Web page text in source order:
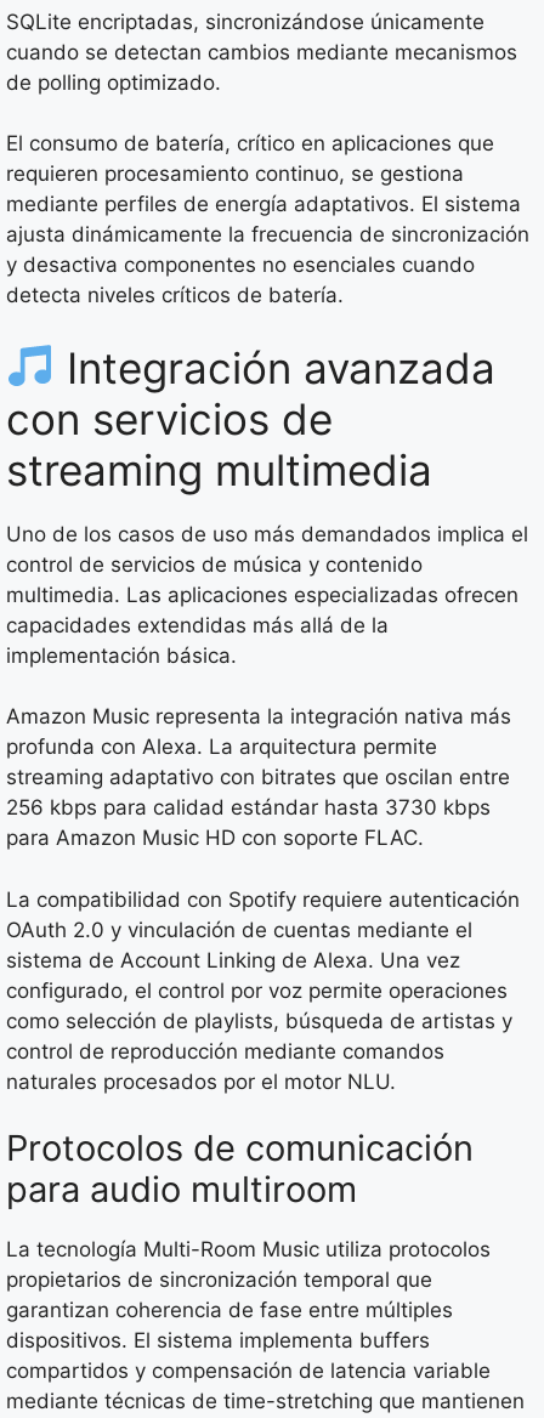
SQLite encriptadas, sincronizándose únicamente
cuando se detectan cambios mediante mecanismos
de polling optimizado.
El consumo de batería, crítico en aplicaciones que
requieren procesamiento continuo, se gestiona
mediante perfiles de energía adaptativos. El sistema
ajusta dinámicamente la frecuencia de sincronización
y desactiva componentes no esenciales cuando
detecta niveles críticos de batería.
Integración avanzada
con servicios de
streaming multimedia
Uno de los casos de uso más demandados implica el
control de servicios de música y contenido
multimedia. Las aplicaciones especializadas ofrecen
capacidades extendidas más allá de la
implementación básica.
Amazon Music representa la integración nativa más
profunda con Alexa. La arquitectura permite
streaming adaptativo con bitrates que oscilan entre
256 kbps para calidad estándar hasta 3730 kbps
para Amazon Music HD con soporte FLAC.
La compatibilidad con Spotify requiere autenticación
OAuth 2.0 y vinculación de cuentas mediante el
sistema de Account Linking de Alexa. Una vez
configurado, el control por voz permite operaciones
como selección de playlists, búsqueda de artistas y
control de reproducción mediante comandos
naturales procesados por el motor NLU.
Protocolos de comunicación
para audio multiroom
La tecnología Multi-Room Music utiliza protocolos
propietarios de sincronización temporal que
garantizan coherencia de fase entre múltiples
dispositivos. El sistema implementa buffers
compartidos y compensación de latencia variable
mediante técnicas de time-stretching que mantienen